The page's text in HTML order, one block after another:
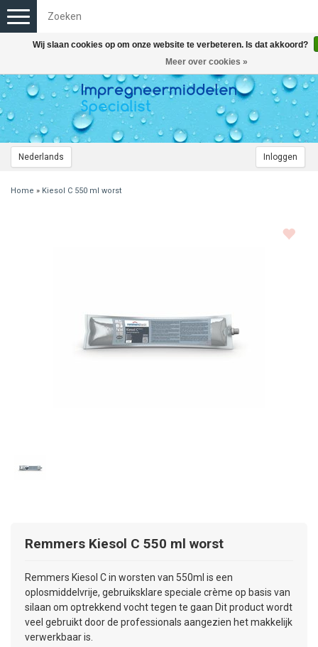
Nederlands Inloggen
Toggle
navigation
Home » Kiesol C 550 ml worst
Remmers Kiesol C 550 ml worst
Remmers Kiesol C in worsten van 550ml is een
oplosmiddelvrije, gebruiksklare speciale crème op basis van
silaan om optrekkend vocht tegen te gaan Dit product wordt
veel gebruikt door de professionals aangezien het makkelijk
verwerkbaar is.
Wij slaan cookies op om onze website te verbeteren. Is dat akkoord?
Meer over cookies »